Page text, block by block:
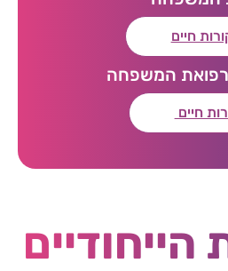
חיים
המשפחה
חיים
הייחודיים